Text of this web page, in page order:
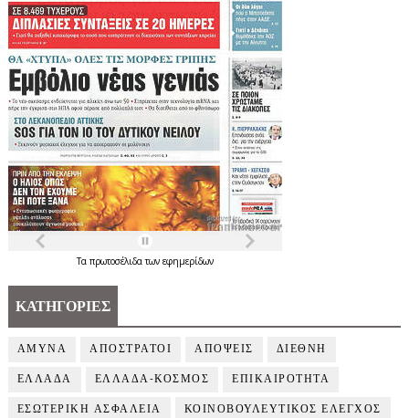
Τα πρωτοσέλιδατων εφημερίδων
ΚΑΤΗΓΟΡΙΕΣ
ΑΜΥΝΑ ΑΠΟΣΤΡΑΤΟΙ ΑΠΟΨΕΙΣ ΔΙΕΘΝΗ
ΕΛΛΑΔΑ ΕΛΛΑΔΑ-ΚΟΣΜΟΣ ΕΠΙΚΑΙΡΟΤΗΤΑ
ΕΣΩΤΕΡΙΚΗ ΑΣΦΑΛΕΙΑ ΚΟΙΝΟΒΟΥΛΕΥΤΙΚΟΣ ΕΛΕΓΧΟΣ